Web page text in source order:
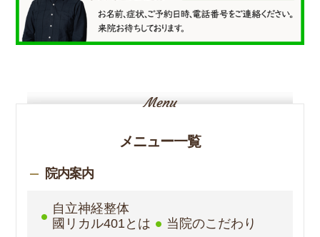
メニュー一覧
院内案内
自立神経整体
國リカル401とは
当院のこだわり